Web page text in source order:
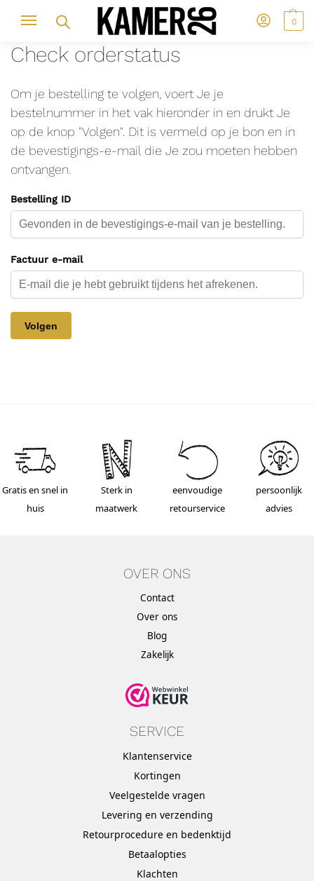
0
Check orderstatus
Om je bestelling te volgen, voert Je je
bestelnummer in het vak hieronder in en drukt Je
op de knop "Volgen". Dit is vermeld op je bon en in
de bevestigings-e-mail die Je zou moeten hebben
ontvangen.
Bestelling ID
Factuur e-mail
Volgen
Gratis en snel in
huis
Sterk in
maatwerk
eenvoudige
retourservice
persoonlijk
advies
OVER ONS
Contact
Over ons
Blog
Zakelijk
SERVICE
Klantenservice
Kortingen
Veelgestelde vragen
Levering en verzending
Retourprocedure en bedenktijd
Betaalopties
Klachten